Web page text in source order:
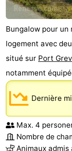
Nature
de
Mantelingen
Domburg
-
Zoutelande
-
Vlissingen
-
Middelburg
Météo
Contact
Bungalow pour un
logement avec
situé sur Port
notamment
Dernière
Max. 4
Nombre de
Animaux